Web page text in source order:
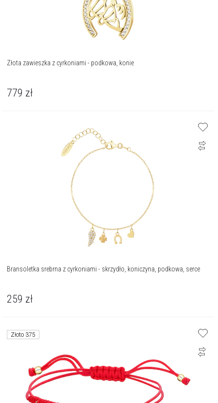
Złota zawieszka z cyrkoniami - podkowa, konie
779 zł
Bransoletka srebrna z cyrkoniami - skrzydło, koniczyna, podkowa, serce
259 zł
Złoto 375